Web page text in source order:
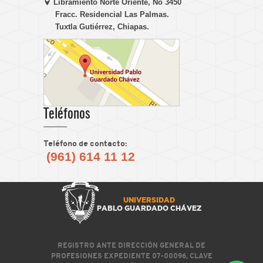
Libramiento Norte Oriente, No 3450
Fracc. Residencial Las Palmas.
Tuxtla Gutiérrez, Chiapas.
Teléfonos
Teléfono de contacto:
(961) 614 11 12
UNIVERSIDAD
PABLO GUARDADO CHÁVEZ
REGISTRO ANTE DIRECCIÓN GENERAL DE
PROFESIONES EXPEDIENTE 07-00096, CLAVE